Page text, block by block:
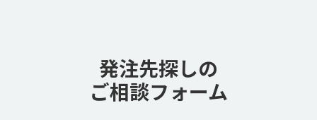
発注先探しの
ご相談フォーム